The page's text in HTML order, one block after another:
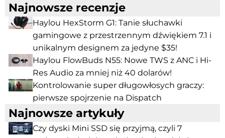
Najnowsze recenzje
Haylou HexStorm G1: Tanie słuchawki
gamingowe z przestrzennym dźwiękiem 7.1 i
unikalnym designem za jedyne $35!
Haylou FlowBuds N55: Nowe TWS z ANC i Hi-
Res Audio za mniej niż 40 dolarów!
Kontrolowanie super długowłosych graczy:
pierwsze spojrzenie na Dispatch
Najnowsze artykuły
Czy dyski Mini SSD się przyjmą, czyli 7